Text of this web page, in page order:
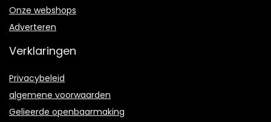
Onze webshops
Adverteren
Verklaringen
Privacybeleid
algemene voorwaarden
Gelieerde openbaarmaking